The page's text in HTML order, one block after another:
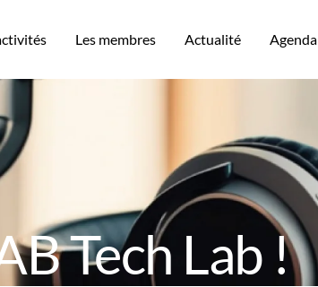
Les membres Actualité Agenda
Tech Lab !